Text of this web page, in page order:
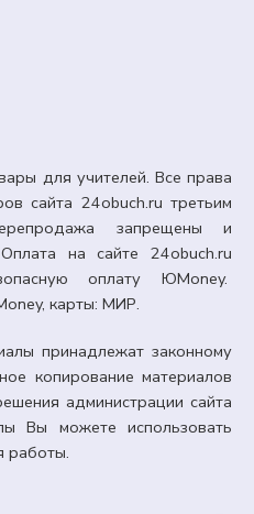
для учителей. Все права
сайта 24obuch.ru третьим
запрещены и
на сайте 24obuch.ru
оплату ЮMoney.
карты: МИР.
принадлежат законному
копирование материалов
администрации сайта
Вы можете использовать
работы.